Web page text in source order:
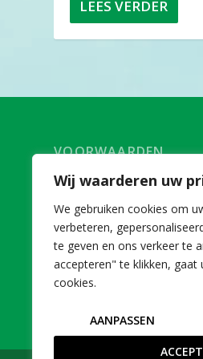
Wij waarderen uw
We gebruiken cookies om
verbeteren,
te geven en ons verkeer te
accepteren" te klikken,
cookies.
AANPASSEN
LEES VERDER
VOORWAARDEN
Voorwaarden deelname
AFM
Disclaimer